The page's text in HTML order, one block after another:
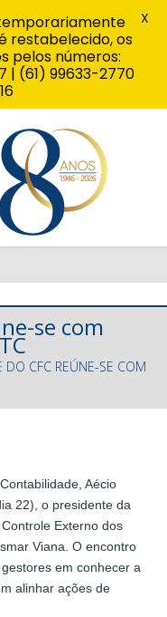
se com
DO CFC REÚNE-SE COM
Aécio
22), o presidente da
Externo dos
Viana. O encontro
em conhecer a
alinhar ações de
restabelecido, os
pelos números:
| (61) 99633-2770
X